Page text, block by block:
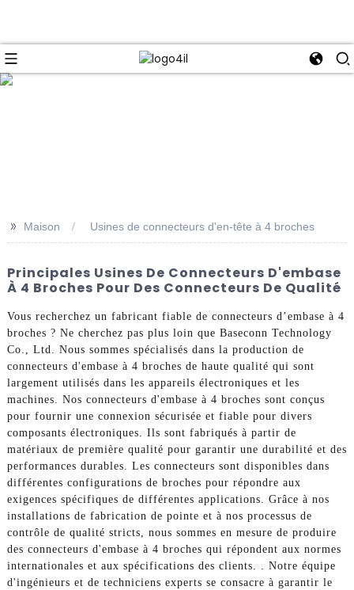
>> Maison Usines de connecteurs d'en-tête à 4 broches
Principales Usines De Connecteurs D'embase
À 4 Broches Pour Des Connecteurs De Qualité
Vous recherchez un fabricant fiable de connecteurs d’embase à 4
broches ? Ne cherchez pas plus loin que Baseconn Technology
Co., Ltd. Nous sommes spécialisés dans la production de
connecteurs d'embase à 4 broches de haute qualité qui sont
largement utilisés dans les appareils électroniques et les
machines. Nos connecteurs d'embase à 4 broches sont conçus
pour fournir une connexion sécurisée et fiable pour divers
composants électroniques. Ils sont fabriqués à partir de
matériaux de première qualité pour garantir une durabilité et des
performances durables. Les connecteurs sont disponibles dans
différentes configurations de broches pour répondre aux
exigences spécifiques de différentes applications. Grâce à nos
installations de fabrication de pointe et à nos processus de
contrôle de qualité stricts, nous sommes en mesure de produire
des connecteurs d'embase à 4 broches qui répondent aux normes
internationales et aux spécifications des clients. . Notre équipe
d'ingénieurs et de techniciens experts se consacre à garantir le